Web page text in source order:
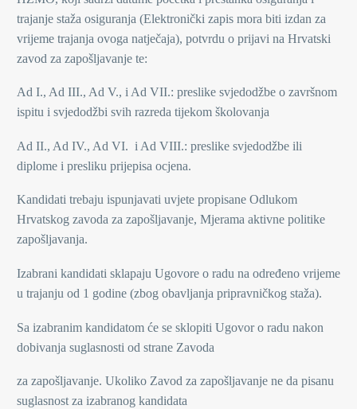
trajanje staža osiguranja (Elektronički zapis mora biti izdan za
vrijeme trajanja ovoga natječaja), potvrdu o prijavi na Hrvatski
zavod za zapošljavanje te:
Ad I., Ad III., Ad V., i Ad VII.: preslike svjedodžbe o završnom
ispitu i svjedodžbi svih razreda tijekom školovanja
Ad II., Ad IV., Ad VI. i Ad VIII.: preslike svjedodžbe ili
diplome i presliku prijepisa ocjena.
Kandidati trebaju ispunjavati uvjete propisane Odlukom
Hrvatskog zavoda za zapošljavanje, Mjerama aktivne politike
zapošljavanja.
Izabrani kandidati sklapaju Ugovore o radu na određeno vrijeme
u trajanju od 1 godine (zbog obavljanja pripravničkog staža).
Sa izabranim kandidatom će se sklopiti Ugovor o radu nakon
dobivanja suglasnosti od strane Zavoda
za zapošljavanje. Ukoliko Zavod za zapošljavanje ne da pisanu
suglasnost za izabranog kandidata